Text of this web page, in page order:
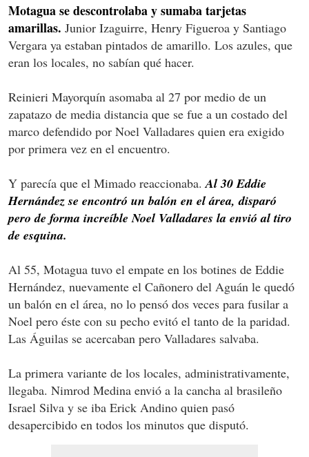
Motagua se descontrolaba y sumaba tarjetas
amarillas. Junior Izaguirre, Henry Figueroa y Santiago
Vergara ya estaban pintados de amarillo. Los azules, que
eran los locales, no sabían qué hacer.
Reinieri Mayorquín asomaba al 27 por medio de un
zapatazo de media distancia que se fue a un costado del
marco defendido por Noel Valladares quien era exigido
por primera vez en el encuentro.
Y parecía que el Mimado reaccionaba.Al 30 Eddie
Hernández se encontró un balón en el área, disparó
pero de forma increíble Noel Valladares la envió al tiro
de esquina.
Al 55, Motagua tuvo el empate en los botines de Eddie
Hernández, nuevamente el Cañonero del Aguán le quedó
un balón en el área, no lo pensó dos veces para fusilar a
Noel pero éste con su pecho evitó el tanto de la paridad.
Las Águilas se acercaban pero Valladares salvaba.
La primera variante de los locales, administrativamente,
llegaba. Nimrod Medina envió a la cancha al brasileño
Israel Silva y se iba Erick Andino quien pasó
desapercibido en todos los minutos que disputó.